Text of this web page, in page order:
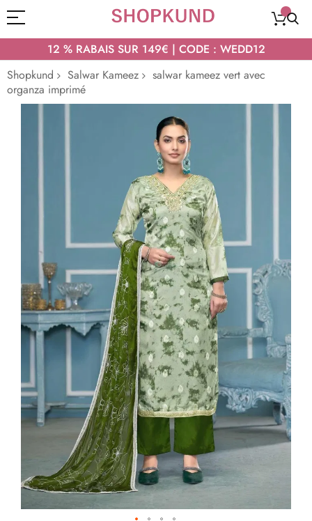
12 % RABAIS SUR 149€ | CODE : WEDD12
Shopkund
Salwar Kameez
salwar kameez vert avec
organza imprimé